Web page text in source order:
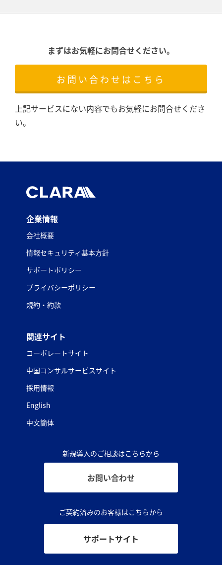
まずはお気軽にお問合せください。
お問い合わせはこちら
上記サービスにない内容でもお気軽にお問合せくださ
い。
企業情報
会社概要
情報セキュリティ基本方針
サポートポリシー
プライバシーポリシー
規約・約款
関連サイト
コーポレートサイト
中国コンサルサービスサイト
採用情報
English
中文簡体
新規導入のご相談はこちらから
お問い合わせ
ご契約済みのお客様はこちらから
サポートサイト